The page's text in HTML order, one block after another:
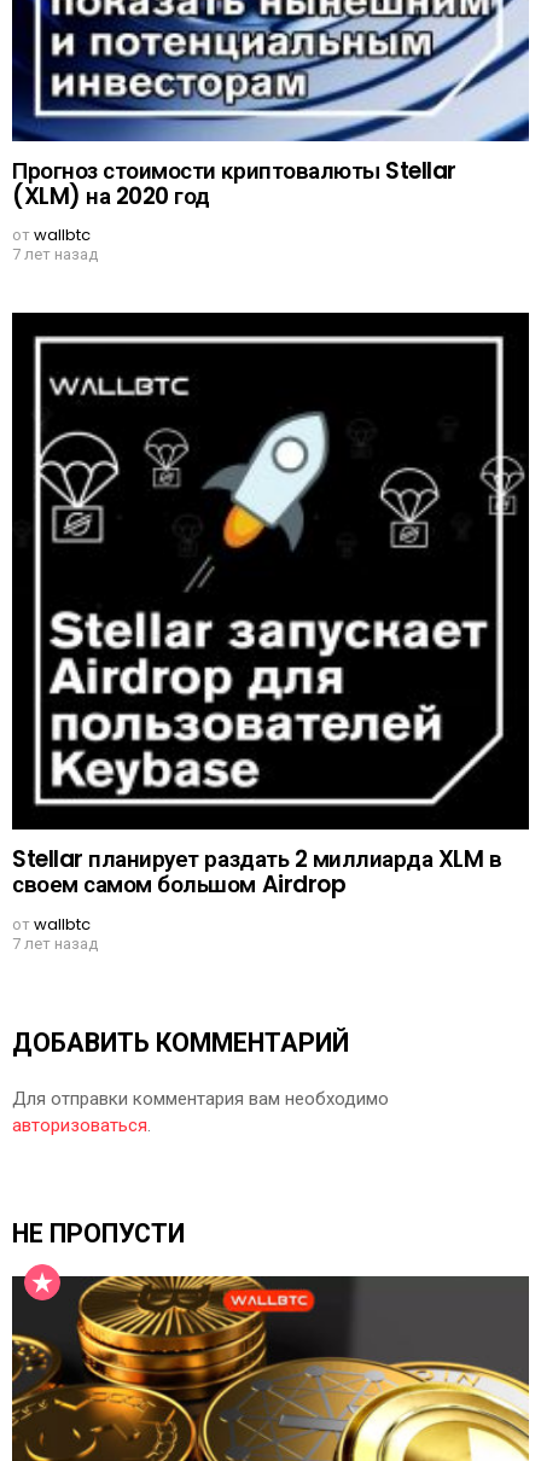
Прогноз стоимости криптовалюты Stellar
(XLM) на 2020 год
отwallbtc
7 лет назад
Stellar планирует раздать 2 миллиарда XLM в
своем самом большом Airdrop
отwallbtc
7 лет назад
ДОБАВИТЬ КОММЕНТАРИЙ
Для отправки комментария вам необходимо
авторизоваться.
НЕ ПРОПУСТИ